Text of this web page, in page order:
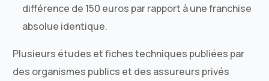
différence de 150 euros par rapport à une franchise
absolue identique.
Plusieurs études et fiches techniques publiées par
des organismes publics et des assureurs privés